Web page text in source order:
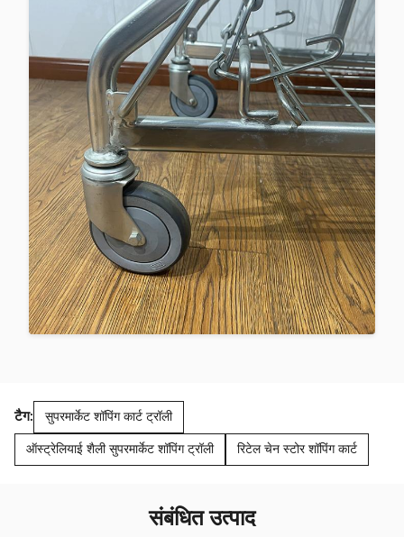
टैग: सुपरमार्केट शॉपिंग कार्ट ट्रॉली
ऑस्ट्रेलियाई शैली सुपरमार्केट शॉपिंग ट्रॉली रिटेल चेन स्टोर शॉपिंग कार्ट
संबंधित उत्पाद